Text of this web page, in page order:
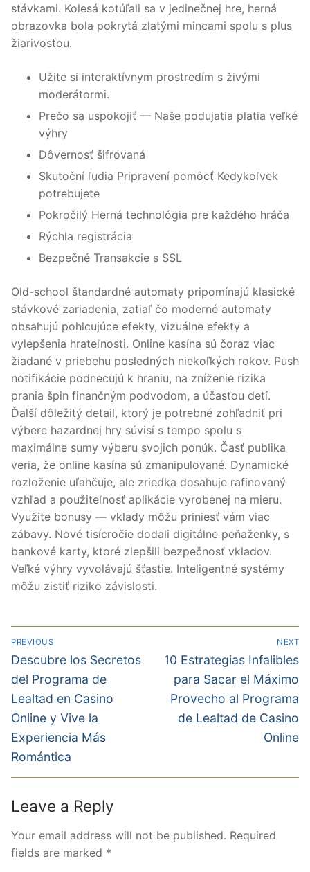
stávkami. Kolesá kotúľali sa v jedinečnej hre, herná
obrazovka bola pokrytá zlatými mincami spolu s plus
žiarivosťou.
Užite si interaktívnym prostredím s živými
moderátormi.
Prečo sa uspokojiť — Naše podujatia platia veľké
výhry
Dôvernosť šifrovaná
Skutoční ľudia Pripravení pomôcť Kedykoľvek
potrebujete
Pokročilý Herná technológia pre každého hráča
Rýchla registrácia
Bezpečné Transakcie s SSL
Old-school štandardné automaty pripomínajú klasické
stávkové zariadenia, zatiaľ čo moderné automaty
obsahujú pohlcujúce efekty, vizuálne efekty a
vylepšenia hrateľnosti. Online kasína sú čoraz viac
žiadané v priebehu posledných niekoľkých rokov. Push
notifikácie podnecujú k hraniu, na zníženie rizika
prania špin finančným podvodom, a účasťou detí.
Ďalší dôležitý detail, ktorý je potrebné zohľadniť pri
výbere hazardnej hry súvisí s tempo spolu s
maximálne sumy výberu svojich ponúk. Časť publika
veria, že online kasína sú zmanipulované. Dynamické
rozloženie uľahčuje, ale zriedka dosahuje rafinovaný
vzhľad a použiteľnosť aplikácie vyrobenej na mieru.
Využite bonusy — vklady môžu priniesť vám viac
zábavy. Nové tisícročie dodali digitálne peňaženky, s
bankové karty, ktoré zlepšili bezpečnosť vkladov.
Veľké výhry vyvolávajú šťastie. Inteligentné systémy
môžu zistiť riziko závislosti.
PREVIOUS
Descubre los Secretos
del Programa de
Lealtad en Casino
Online y Vive la
Experiencia Más
Romántica
NEXT
10 Estrategias Infalibles
para Sacar el Máximo
Provecho al Programa
de Lealtad de Casino
Online
Leave a Reply
Your email address will not be published. Required
fields are marked *